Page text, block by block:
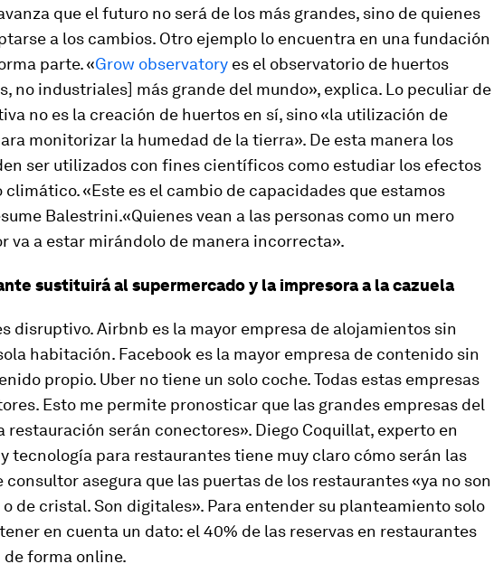
que el futuro no será de los más grandes, sino de quienes
a los cambios. Otro ejemplo lo encuentra en una fundación
parte. «Grow observatory es el observatorio de huertos
no industriales] más grande del mundo», explica. Lo peculiar de
no es la creación de huertos en sí, sino «la utilización de
monitorizar la humedad de la tierra». De esta manera los
ser utilizados con fines científicos como estudiar los efectos
climático. «Este es el cambio de capacidades que estamos
Balestrini.«Quienes vean a las personas como un mero
va a estar mirándolo de manera incorrecta».
sustituirá al supermercado y la impresora a la cazuela
disruptivo. Airbnb es la mayor empresa de alojamientos sin
habitación. Facebook es la mayor empresa de contenido sin
propio. Uber no tiene un solo coche. Todas estas empresas
Esto me permite pronosticar que las grandes empresas del
restauración serán conectores». Diego Coquillat, experto en
tecnología para restaurantes tiene muy claro cómo serán las
consultor asegura que las puertas de los restaurantes «ya no son
o de cristal. Son digitales». Para entender su planteamiento solo
en cuenta un dato: el 40% de las reservas en restaurantes
de forma online.